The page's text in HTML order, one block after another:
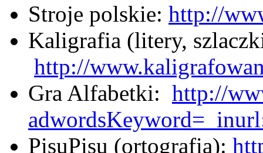
Stroje polskie: http://
Kaligrafia (litery,
http://
Gra Alfabetki: http://
PisuPisu (ortografia):